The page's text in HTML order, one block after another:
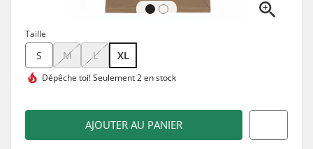
Taille
S M L XL
Dépêche toi!Seulement 2 en stock
AJOUTER AU PANIER